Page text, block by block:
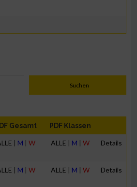
Gesamt PDF Klassen
| M | W ALLE | M | W Details
| M | W ALLE | M | W Details